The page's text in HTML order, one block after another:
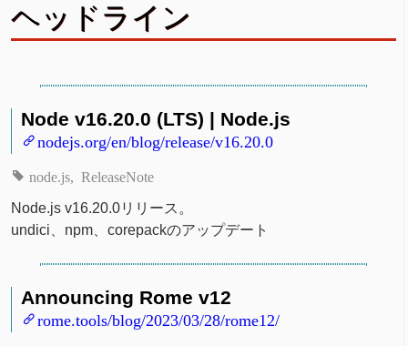
ヘッドライン
Node v16.20.0 (LTS) | Node.js
nodejs.org/en/blog/release/v16.20.0
node.js ReleaseNote
Node.js v16.20.0リリース。
undici、npm、corepackのアップデート
Announcing Rome v12
rome.tools/blog/2023/03/28/rome12/